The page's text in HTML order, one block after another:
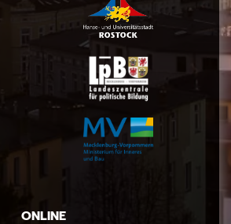
ONLINE